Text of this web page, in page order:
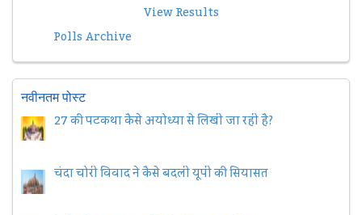
View Results
Polls Archive
नवीनतम पोस्ट
27 की पटकथा कैसे अयोध्या से लिखी जा रही है?
चंदा चोरी विवाद ने कैसे बदली यूपी की सियासत